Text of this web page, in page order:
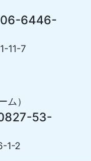
6446-
11-7
ム）
53-
1-2